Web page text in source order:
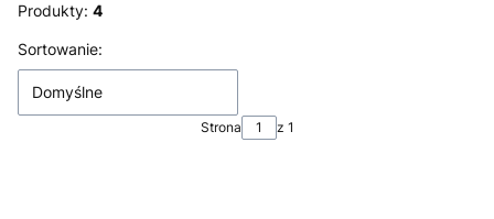
Produkty: 4
Lista produktów
Sortowanie:
Domyślne
Strona z 1